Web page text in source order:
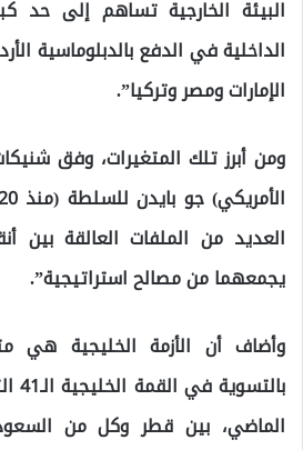
البيئة الخارجية تساهم إلى حد
الداخلية في الدفع بالدبلوماسية
الإمارات ومصر وتركيا”.
ومن أبرز تلك المتغيرات، وفق
العديد من الملفات العالقة بين
يجمعهما من مصالح استراتيجية”.
وأضاف أن الأزمة الخليجية هي
الماضي، بين قطر وكل من